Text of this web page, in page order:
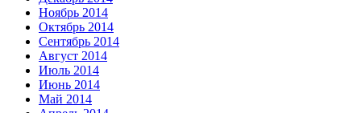
Ноябрь 2014
Октябрь 2014
Сентябрь 2014
Август 2014
Июль 2014
Июнь 2014
Май 2014